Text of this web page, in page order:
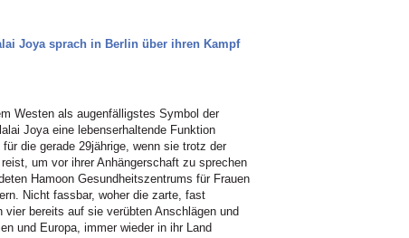
Joya sprach in Berlin über ihren Kampf
Westen als augenfälligstes Symbol der
Joya eine lebenserhaltende Funktion
die gerade 29jährige, wenn sie trotz der
um vor ihrer Anhängerschaft zu sprechen
Hamoon Gesundheitszentrums für Frauen
Nicht fassbar, woher die zarte, fast
bereits auf sie verübten Anschlägen und
und Europa, immer wieder in ihr Land